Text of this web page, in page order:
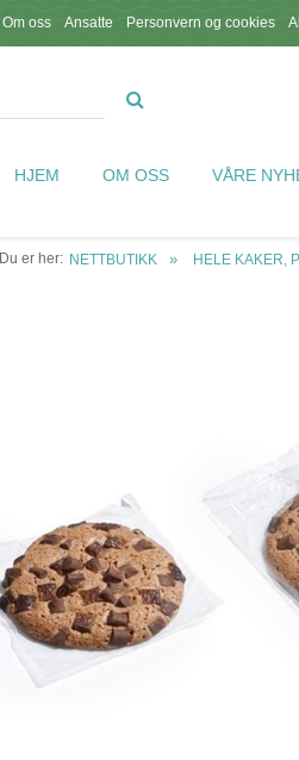
Om oss Ansatte Personvern og cookies
HJEM OM OSS VÅRE
Du er her: NETTBUTIKK HELE KAKER,